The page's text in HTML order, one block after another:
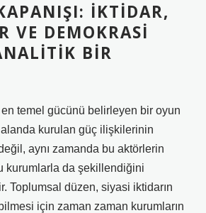
İKTIDAR,
VE DEMOKRASI
BIR
temel gücünü belirleyen bir oyun
alanda kurulan güç ilişkilerinin
aynı zamanda bu aktörlerin
kurumlarla da şekillendiğini
Toplumsal düzen, siyasi iktidarın
için zaman zaman kurumların